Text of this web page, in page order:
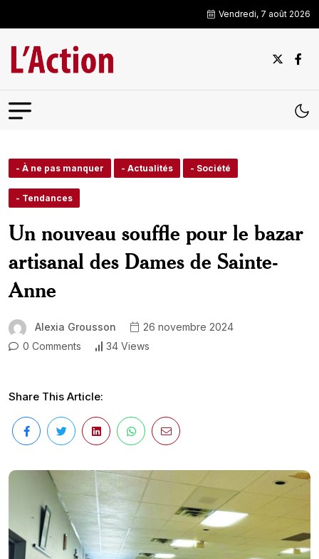
Vendredi, 7 août 2026
- À ne pas manquer - Actualités - Société
- Tendances
Un nouveau souffle pour le bazar
artisanal des Dames de Sainte-
Anne
Alexia Grousson
26 novembre 2024
0 Comments
34 Views
Share This Article: